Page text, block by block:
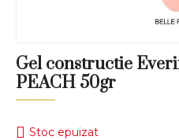
Gel constructie
PEACH 50gr
Stoc epuizat